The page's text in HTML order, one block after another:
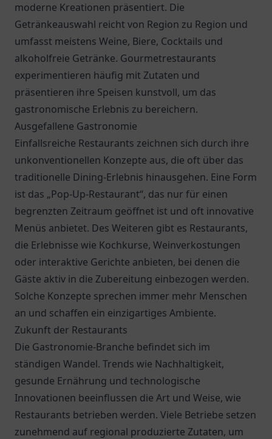
moderne Kreationen präsentiert. Die
Getränkeauswahl reicht von Region zu Region und
umfasst meistens Weine, Biere, Cocktails und
alkoholfreie Getränke. Gourmetrestaurants
experimentieren häufig mit Zutaten und
präsentieren ihre Speisen kunstvoll, um das
gastronomische Erlebnis zu bereichern.
Ausgefallene Gastronomie
Einfallsreiche Restaurants zeichnen sich durch ihre
unkonventionellen Konzepte aus, die oft über das
traditionelle Dining-Erlebnis hinausgehen. Eine Form
ist das „Pop-Up-Restaurant“, das nur für einen
begrenzten Zeitraum geöffnet ist und oft innovative
Menüs anbietet. Des Weiteren gibt es Restaurants,
die Erlebnisse wie Kochkurse, Weinverkostungen
oder interaktive Gerichte anbieten, bei denen die
Gäste aktiv in die Zubereitung einbezogen werden.
Solche Konzepte sprechen immer mehr Menschen
an und schaffen ein einzigartiges Ambiente.
Zukunft der Restaurants
Die Gastronomie-Branche befindet sich im
ständigen Wandel. Trends wie Nachhaltigkeit,
gesunde Ernährung und technologische
Innovationen beeinflussen die Art und Weise, wie
Restaurants betrieben werden. Viele Betriebe setzen
zunehmend auf regional produzierte Zutaten, um